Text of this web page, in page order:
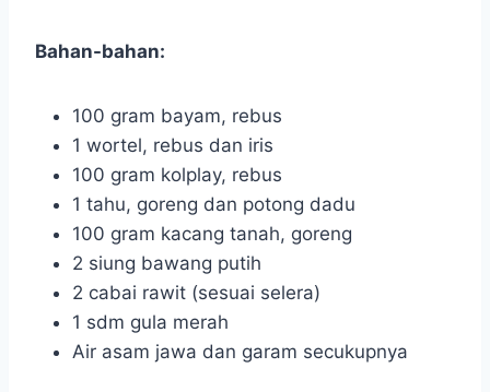
Bahan-bahan:
100 gram bayam, rebus
1 wortel, rebus dan iris
100 gram kolplay, rebus
1 tahu, goreng dan potong dadu
100 gram kacang tanah, goreng
2 siung bawang putih
2 cabai rawit (sesuai selera)
1 sdm gula merah
Air asam jawa dan garam secukupnya